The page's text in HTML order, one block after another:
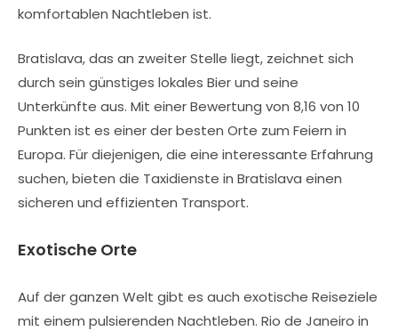
komfortablen Nachtleben ist.
Bratislava, das an zweiter Stelle liegt, zeichnet sich
durch sein günstiges lokales Bier und seine
Unterkünfte aus. Mit einer Bewertung von 8,16 von 10
Punkten ist es einer der besten Orte zum Feiern in
Europa. Für diejenigen, die eine interessante Erfahrung
suchen, bieten die Taxidienste in Bratislava einen
sicheren und effizienten Transport.
Exotische Orte
Auf der ganzen Welt gibt es auch exotische Reiseziele
mit einem pulsierenden Nachtleben. Rio de Janeiro in